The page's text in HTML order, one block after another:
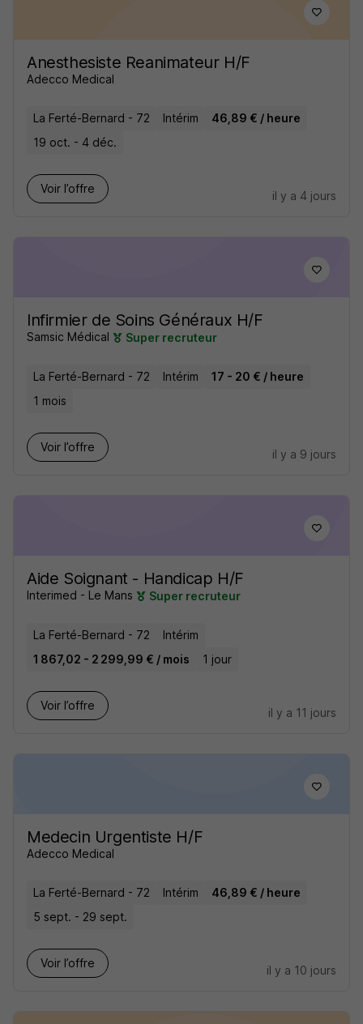
Anesthesiste Reanimateur H/F
Adecco Medical
La Ferté-Bernard - 72 Intérim
46,89 € / heure
19 oct. - 4 déc.
Voir l’offre
il y a 4 jours
Infirmier de Soins Généraux H/F
Samsic Médical Super recruteur
La Ferté-Bernard - 72 Intérim
17 - 20 € / heure
1 mois
Voir l’offre
il y a 9 jours
Aide Soignant - Handicap H/F
Interimed - Le Mans Super recruteur
La Ferté-Bernard - 72
Intérim
1 867,02 - 2 299,99 € / mois
1 jour
Voir l’offre
il y a 11 jours
Medecin Urgentiste H/F
Adecco Medical
La Ferté-Bernard - 72 Intérim
46,89 € / heure
5 sept. - 29 sept.
Voir l’offre
il y a 10 jours